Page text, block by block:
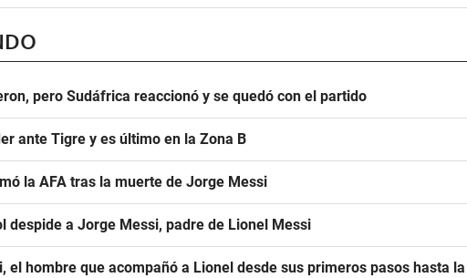
pero Sudáfrica reaccionó y se quedó con el partido
ante Tigre y es último en la Zona B
la AFA tras la muerte de Jorge Messi
despide a Jorge Messi, padre de Lionel Messi
el hombre que acompañó a Lionel desde sus primeros pasos hasta la